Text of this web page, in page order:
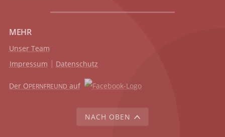
MEHR
Unser Team
Impressum
Datenschutz
Der OPERNFREUND auf
NACH OBEN